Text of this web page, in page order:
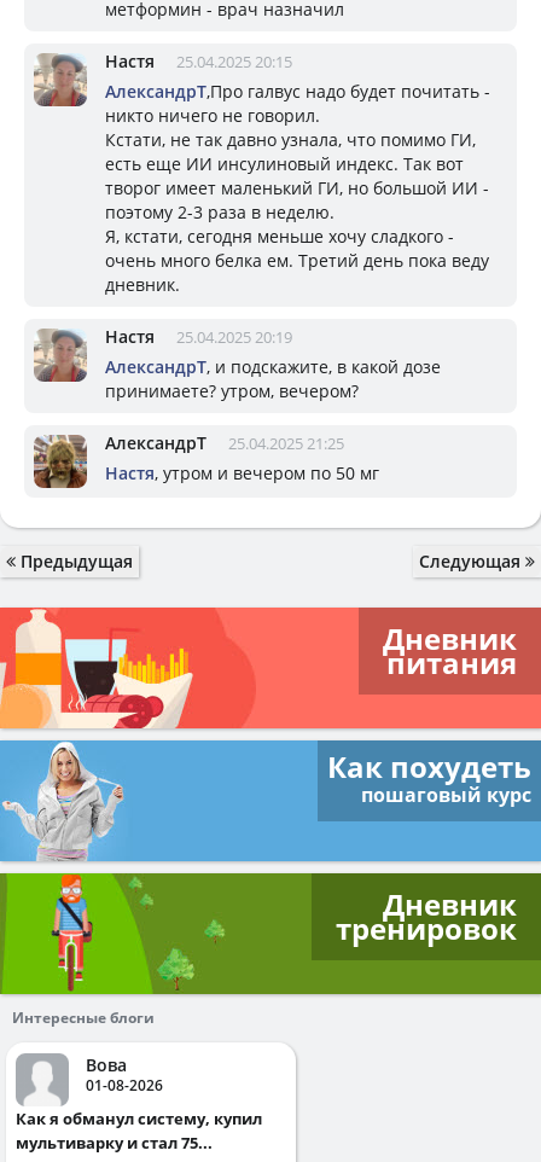
метформин - врач назначил
Настя 25.04.2025 20:15
АлександрТ,Про галвус надо будет почитать -
никто ничего не говорил.
Кстати, не так давно узнала, что помимо ГИ,
есть еще ИИ инсулиновый индекс. Так вот
творог имеет маленький ГИ, но большой ИИ -
поэтому 2-3 раза в неделю.
Я, кстати, сегодня меньше хочу сладкого -
очень много белка ем. Третий день пока веду
дневник.
Настя 25.04.2025 20:19
АлександрТ, и подскажите, в какой дозе
принимаете? утром, вечером?
АлександрТ 25.04.2025 21:25
Настя, утром и вечером по 50 мг
Предыдущая Следующая
Дневник
питания
Как похудеть
пошаговый курс
Дневник
тренировок
Интересные блоги
Вова
01-08-2026
Как я обманул систему, купил
мультиварку и стал 75...